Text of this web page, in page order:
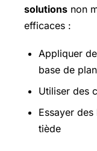
solutions non
efficaces :
Appliquer
base de
Utiliser des
Essayer des
tiède